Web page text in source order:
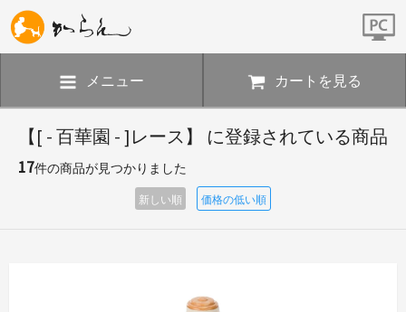
メニュー カートを見る
【[ - 百華園 - ]レース】 に登録されている商品
17件の商品が見つかりました
新しい順 価格の低い順